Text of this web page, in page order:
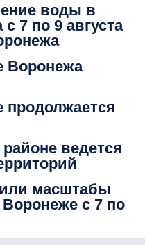
воды в
7 по 9 августа
Воронежа
продолжается
ведется
масштабы
с 7 по